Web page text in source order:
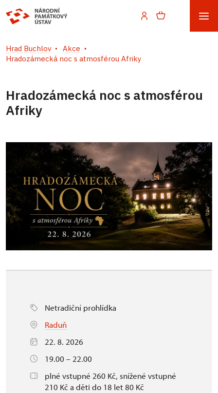
Hrad Buchlov
Akce
Hradozámecká noc s atmosférou Afriky
Hradozámecká noc s atmosférou
Afriky
Netradiční prohlídka
Raduň
22. 8. 2026
19.00 – 22.00
plné vstupné 260 Kč, snížené vstupné
210 Kč a děti do 18 let 80 Kč